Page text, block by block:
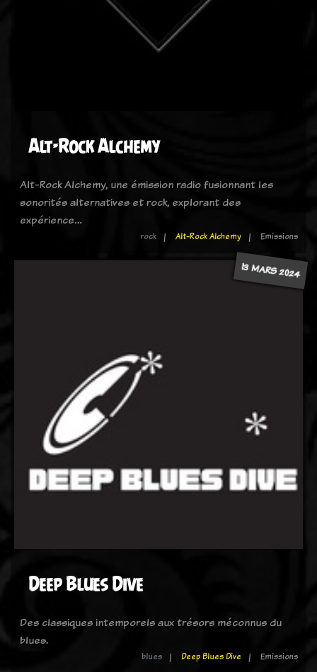
Alt-Rock Alchemy
Alt-Rock Alchemy, une émission radio fusionnant les
sonorités alternatives et rock, explorant des
expérience…
rock Alt-Rock Alchemy Emissions
13 MARS 2024
Deep Blues Dive
Des classiques intemporels aux trésors méconnus du
blues.
blues Deep Blues Dive Emissions